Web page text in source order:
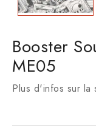
Booster
ME05
Plus d'infos sur la